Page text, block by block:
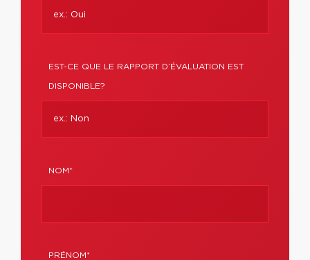
EST-CE QUE LE RAPPORT D’ÉVALUATION EST
DISPONIBLE?
NOM*
PRÉNOM*